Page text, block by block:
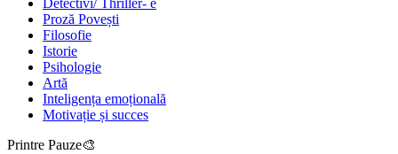
Detectivi/ Thriller- e
Proză Povești
Filosofie
Istorie
Psihologie
Artă
Inteligența emoțională
Motivație și succes
Printre Pauze🎨